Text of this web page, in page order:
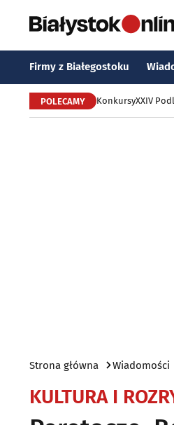
Firmy z Białegostoku
POLECAMY KonkursyXXIV
Strona główna Wiadomości
KULTURA I